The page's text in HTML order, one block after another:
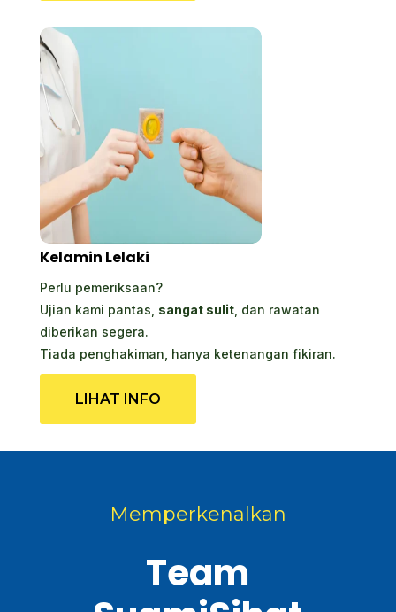
Kelamin Lelaki
Perlu pemeriksaan?
Ujian kami pantas, sangat sulit, dan rawatan
diberikan segera.
Tiada penghakiman, hanya ketenangan fikiran.
LIHAT INFO
Memperkenalkan
Team